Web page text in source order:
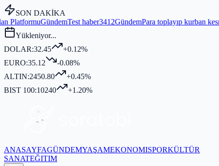
SON DAKİKA
Test haber3412Gündem Para toplayıp kurban kesmediği iddia
Yükleniyor...
DOLAR:32.45
+0.12%
EURO:35.12
-0.08%
ALTIN:2450.80
+0.45%
BIST 100:10240 +1.20%
ANASAYFAGÜNDEMYAŞAMEKONOMISPORKÜLTÜR
SANATEĞITIM